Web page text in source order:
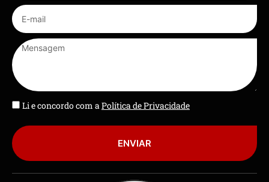
Li e concordo com aPolítica de Privacidade
ENVIAR